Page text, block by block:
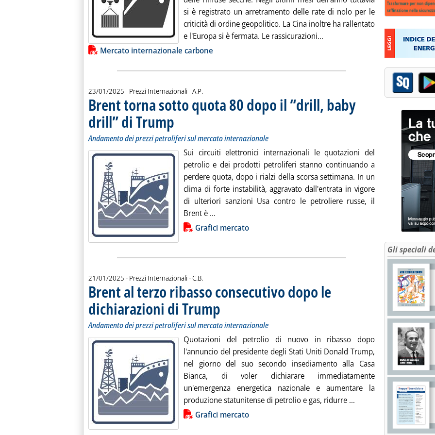
si è registrato un arretramento delle rate di nolo per le
criticità di ordine geopolitico. La Cina inoltre ha rallentato
e l'Europa si è fermata. Le rassicurazioni... Leggi tutta la notizia: 'Mercato
Lista allegati PDF alla notizia
Mercato internazionale carbone
23/01/2025 - Prezzi Internazionali -di:
A.P.
Brent torna sotto quota 80 dopo il “drill, baby
drill” di Trump . Sottotitolo: Andamento dei prezzi petroliferi sul mercato internazionale
. Pubblicata giovedì 23 gennaio 2025 alle 17.4.
Andamento dei prezzi petroliferi sul mercato internazionale
Sui circuiti elettronici internazionali le quotazioni del
petrolio e dei prodotti petroliferi stanno continuando a
perdere quota, dopo i rialzi della scorsa settimana. In un
clima di forte instabilità, aggravato dall'entrata in vigore
di ulteriori sanzioni Usa contro le petroliere russe, il
Brent è ... Leggi tutta la notizia: 'Brent torna sotto quota 80 dopo il “drill,
Lista allegati PDF alla notiziaGrafici mercato
21/01/2025 - Prezzi Internazionali -di:
C.B.
Brent al terzo ribasso consecutivo dopo le
dichiarazioni di Trump . Sottotitolo: Andamento dei prezzi petroliferi sul mercato internazionale
. Pubblicata martedì 21 gennaio 2025 alle 14.23.
Andamento dei prezzi petroliferi sul mercato internazionale
Quotazioni del petrolio di nuovo in ribasso dopo
l'annuncio del presidente degli Stati Uniti Donald Trump,
nel giorno del suo secondo insediamento alla Casa
Bianca, di voler dichiarare immediatamente
un'emergenza energetica nazionale e aumentare la
produzione statunitense di petrolio e gas, ridurre ... Leggi tutta la notizia:
Lista allegati PDF alla notiziaGrafici mercato
Gli speciali